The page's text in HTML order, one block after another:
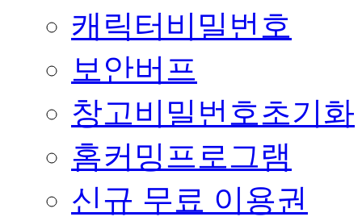
캐릭터비밀번호
보안버프
창고비밀번호초기화
홈커밍프로그램
신규 무료 이용권